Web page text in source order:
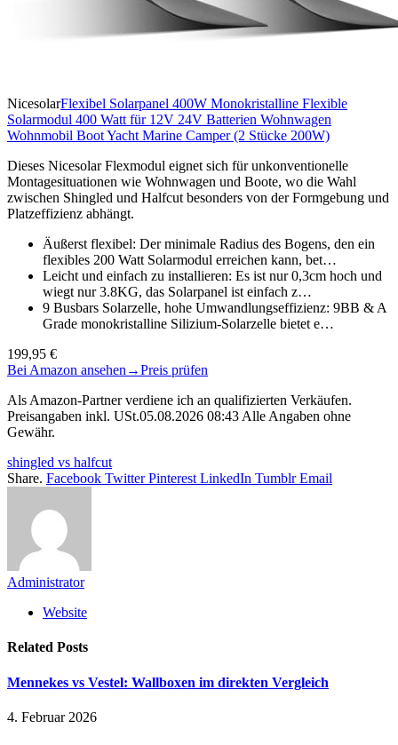
NicesolarFlexibel Solarpanel 400W Monokristalline Flexible
Solarmodul 400 Watt für 12V 24V Batterien Wohnwagen
Wohnmobil Boot Yacht Marine Camper (2 Stücke 200W)
Dieses Nicesolar Flexmodul eignet sich für unkonventionelle
Montagesituationen wie Wohnwagen und Boote, wo die Wahl
zwischen Shingled und Halfcut besonders von der Formgebung und
Platzeffizienz abhängt.
Äußerst flexibel: Der minimale Radius des Bogens, den ein
flexibles 200 Watt Solarmodul erreichen kann, bet…
Leicht und einfach zu installieren: Es ist nur 0,3cm hoch und
wiegt nur 3.8KG, das Solarpanel ist einfach z…
9 Busbars Solarzelle, hohe Umwandlungseffizienz: 9BB & A
Grade monokristalline Silizium-Solarzelle bietet e…
199,95 €
Bei Amazon ansehen →Preis prüfen
Als Amazon-Partner verdiene ich an qualifizierten Verkäufen.
Preisangaben inkl. USt.05.08.2026 08:43 Alle Angaben ohne
Gewähr.
shingled vs halfcut
Share. Facebook Twitter Pinterest LinkedIn Tumblr Email
Administrator
Website
Related Posts
Mennekes vs Vestel: Wallboxen im direkten Vergleich
4. Februar 2026